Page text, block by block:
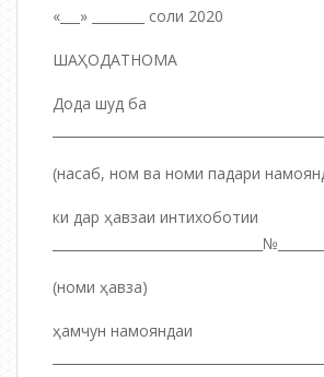
«___» ________ соли 2020
ШАҲОДАТНОМА
Дода шуд ба
(насаб, ном ва номи падари
ки дар ҳавзаи интихоботии
________________________________№_______
(номи ҳавза)
ҳамчун намояндаи